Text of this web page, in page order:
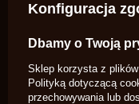
Z góry dziękuję za
Dzień dobry Czy te
Richmond .58 ?
Konfiguracja
Dbamy o Twoją
Sklep korzysta z
Polityką dotyczącą
przechowywania lub